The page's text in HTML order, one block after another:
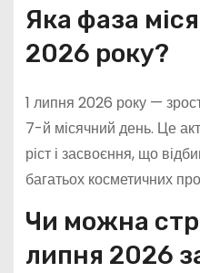
Яка фаза
2026 року?
1 липня 2026 року —
7-й місячний день. Це
ріст і засвоєння, що
багатьох косметичних
Чи можна
липня 2026